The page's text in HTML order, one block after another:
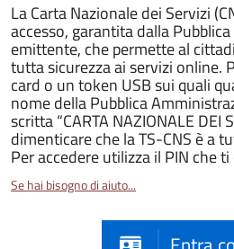
La Carta Nazionale dei Servizi
accesso, garantita dalla
emittente, che permette al
tutta sicurezza ai servizi online.
card o un token USB sui quali
nome della Pubblica
scritta “CARTA NAZIONALE DEI
dimenticare che la TS-CNS è a
Per accedere utilizza il PIN che
Se hai bisogno di aiuto...